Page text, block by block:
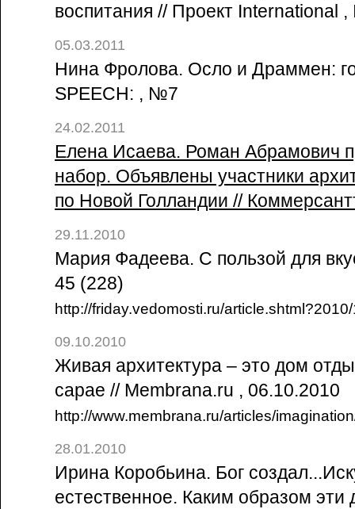
воспитания // Проект International
05.03.2011
Нина Фролова. Осло и Драммен:
SPEECH: , №7
24.02.2011
Елена Исаева. Роман Абрамович
набор. Объявлены участники
по Новой Голландии //
29.11.2010
Мария Фадеева. С пользой для
45 (228)
http://friday.vedomosti.ru/
09.10.2010
Живая архитектура – это дом
сарае // Membrana.ru , 06.10.2010
http://www.membrana.ru/articles/
28.01.2010
Ирина Коробьина. Бог
естественное. Каким образом эти